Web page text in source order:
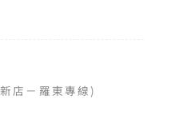
店－羅東專線)